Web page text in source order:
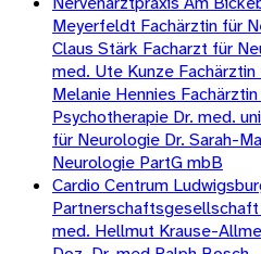
Meyerfeldt Fachärztin für
Claus Stärk Facharzt für
med. Ute Kunze
Melanie Hennies
Psychotherapie Dr. med.
für Neurologie Dr. Sarah-
Neurologie PartG mbB
Cardio Centrum
med. Hellmut Krause-